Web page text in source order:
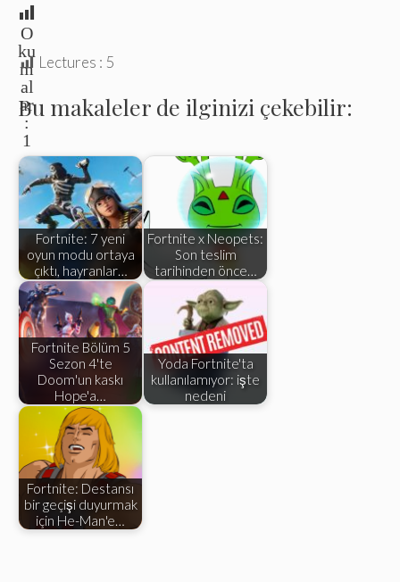
O
ku
m
al
ar
:
1
Lectures : 5
Bu makaleler de ilginizi çekebilir:
Fortnite: 7 yeni
oyun modu ortaya
çıktı, hayranlar…
Fortnite x Neopets:
Son teslim
tarihinden önce…
Fortnite Bölüm 5
Sezon 4'te
Doom'un kaskı
Hope'a…
Yoda Fortnite'ta
kullanılamıyor: işte
nedeni
Fortnite: Destansı
bir geçişi duyurmak
için He-Man'e…